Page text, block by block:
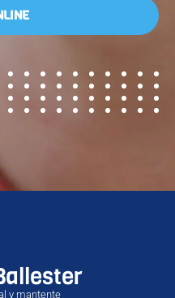
y mantente